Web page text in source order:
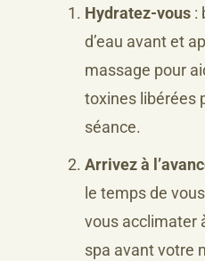
Hydratez-vous :
d’eau avant et
massage pour
toxines libérées
séance.
Arrivez à
le temps de
vous acclimater
spa avant votre